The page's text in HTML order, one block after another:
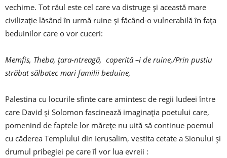
vechime. Tot răul este cel care va distruge și această mare
civilizație lăsând în urmă ruine și făcând-o vulnerabilă în fața
beduinilor care o vor cuceri:
Memfis, Theba, țara-ntreagă, coperită –i de ruine,/Prin pustiu
străbat sălbatec mari familii beduine,
Palestina cu locurile sfinte care amintesc de regii Iudeei între
care David și Solomon fascinează imaginația poetului care,
pomenind de faptele lor mărețe nu uită să continue poemul
cu căderea Templului din Ierusalim, vestita cetate a Sionului și
drumul pribegiei pe care îl vor lua evreii :